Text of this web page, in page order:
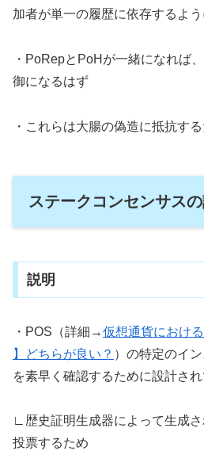
加者が単一の履歴に依存するよ
・PoRepとPoHが一緒になれば
御になるはず
・これらは大腸の偽造に抵抗す
ステークコンセンサス
説明
・POS（詳細→仮想通貨におけ
】どちらが良い？ ）の特定のイ
を素早く確認するために設計さ
∟歴史証明生成器によって生成
投票するため